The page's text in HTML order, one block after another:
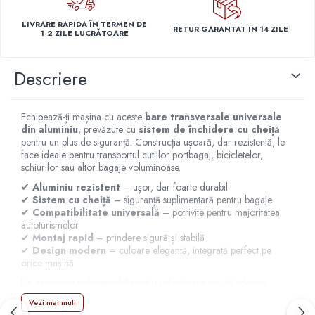
Capace r14 Nissan
Capace r14 Opel
Capace r14 Toyota
Capace r14 VW
Capace roti marimea 15'
Capace r15 Alfa Romeo
Capace r15 Audi
Capace r15 BMW
Capace r15 Chevrolet
Capace r15 Citroen
Capace r15 Dacia
Capace r15 Ford
Capace r15 Hyundai
LIVRARE RAPIDĂ ÎN TERMEN DE
1-2 ZILE LUCRĂTOARE
RETUR GARANTAT IN 14 ZILE
Descriere
Echipează-ți mașina cu aceste bare transversale universale
din aluminiu, prevăzute cu sistem de închidere cu cheiță
pentru un plus de siguranță. Construcția ușoară, dar rezistentă, le
face ideale pentru transportul cutiilor portbagaj, bicicletelor,
schiurilor sau altor bagaje voluminoase.
✔ Aluminiu rezistent – ușor, dar foarte durabil
✔ Sistem cu cheiță – siguranță suplimentară pentru bagaje
✔ Compatibilitate universală – potrivite pentru majoritatea
autoturismelor
✔ Montaj rapid – prindere sigură și stabilă
✔ Design modern – culoare elegantă, integrată perfect pe
orice mașină
spațiu suplimentar, siguranță și stil
Vezi mai mult